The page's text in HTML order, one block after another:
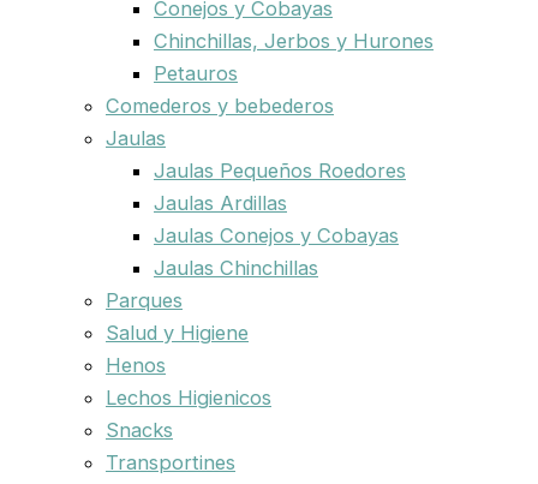
Conejos y Cobayas
Chinchillas, Jerbos y Hurones
Petauros
Comederos y bebederos
Jaulas
Jaulas Pequeños Roedores
Jaulas Ardillas
Jaulas Conejos y Cobayas
Jaulas Chinchillas
Parques
Salud y Higiene
Henos
Lechos Higienicos
Snacks
Transportines